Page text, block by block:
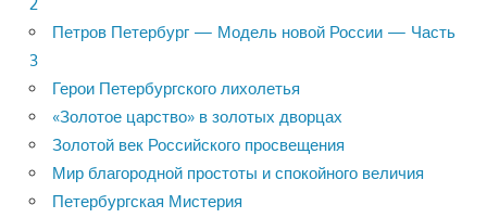
Петров Петербург — Модель новой России — Часть
3
Герои Петербургского лихолетья
«Золотое царство» в золотых дворцах
Золотой век Российского просвещения
Мир благородной простоты и спокойного величия
Петербургская Мистерия